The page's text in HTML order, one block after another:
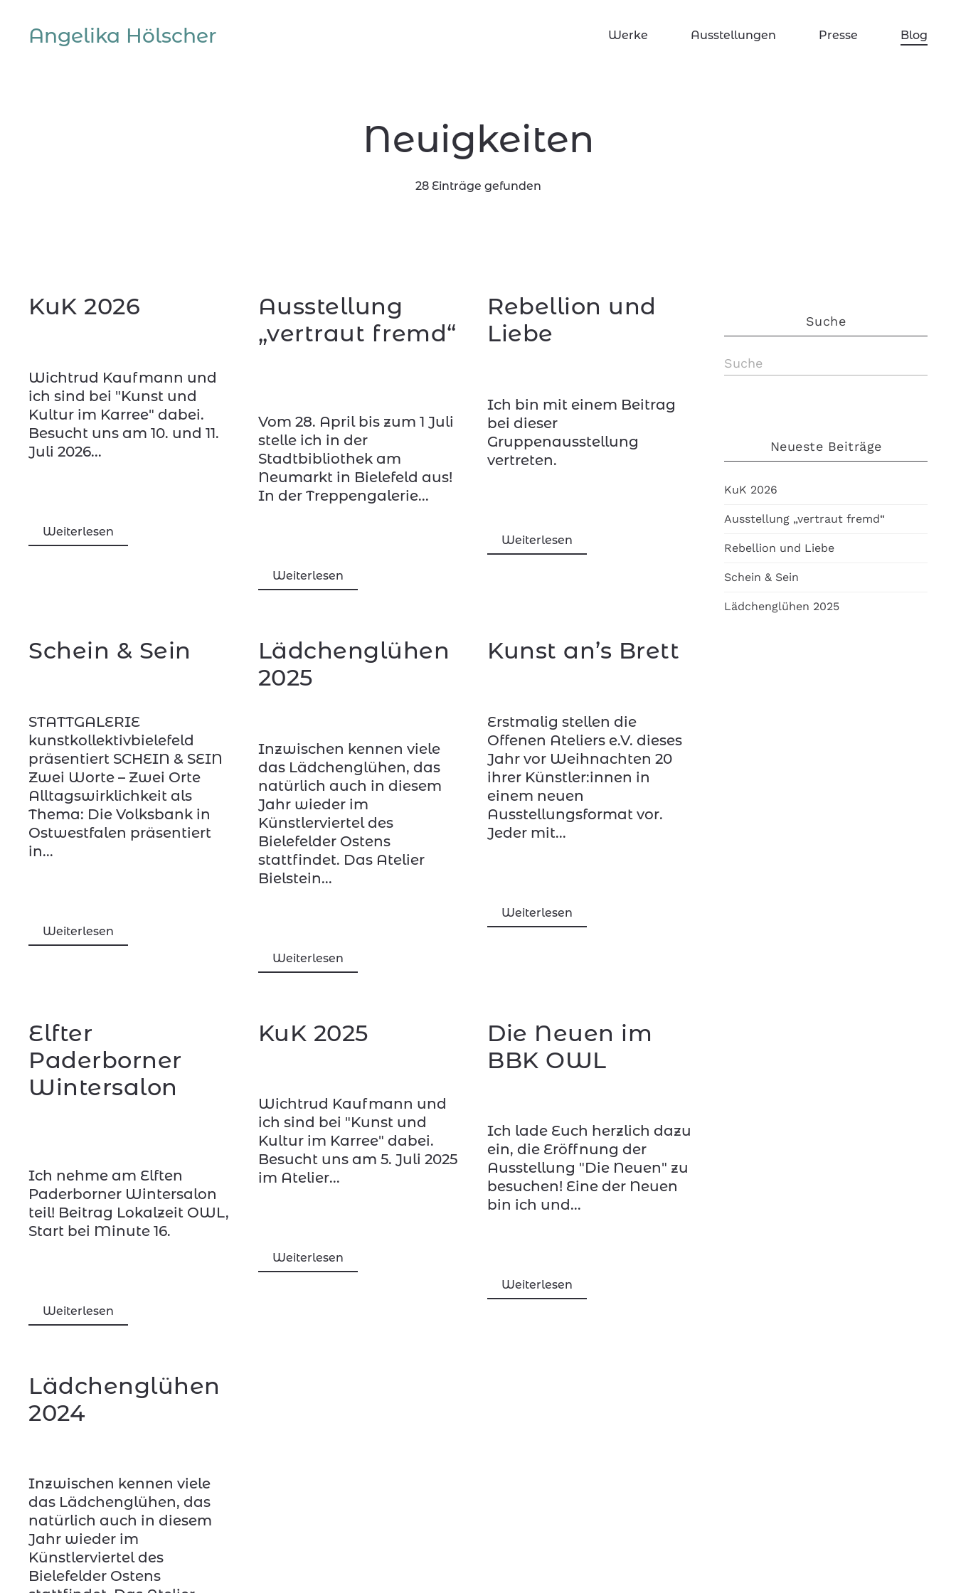
Angelika Hölscher Werke Ausstellungen Presse Blog
Neuigkeiten
28 Einträge gefunden
KuK 2026
Wichtrud Kaufmann und
ich sind bei "Kunst und
Kultur im Karree" dabei.
Besucht uns am 10. und 11.
Juli 2026...
Weiterlesen
Ausstellung
„vertraut fremd“
Vom 28. April bis zum 1 Juli
stelle ich in der
Stadtbibliothek am
Neumarkt in Bielefeld aus!
In der Treppengalerie...
Weiterlesen
Rebellion und
Liebe
Ich bin mit einem Beitrag
bei dieser
Gruppenausstellung
vertreten.
Weiterlesen
Schein & Sein
STATTGALERIE
kunstkollektivbielefeld
präsentiert SCHEIN & SEIN
Zwei Worte – Zwei Orte
Alltagswirklichkeit als
Thema: Die Volksbank in
Ostwestfalen präsentiert
in...
Weiterlesen
Lädchenglühen
2025
Inzwischen kennen viele
das Lädchenglühen, das
natürlich auch in diesem
Jahr wieder im
Künstlerviertel des
Bielefelder Ostens
stattfindet. Das Atelier
Bielstein...
Weiterlesen
Kunst an’s Brett
Erstmalig stellen die
Offenen Ateliers e.V. dieses
Jahr vor Weihnachten 20
ihrer Künstler:innen in
einem neuen
Ausstellungsformat vor.
Jeder mit...
Weiterlesen
Elfter
Paderborner
Wintersalon
Ich nehme am Elften
Paderborner Wintersalon
teil! Beitrag Lokalzeit OWL,
Start bei Minute 16.
Weiterlesen
KuK 2025
Wichtrud Kaufmann und
ich sind bei "Kunst und
Kultur im Karree" dabei.
Besucht uns am 5. Juli 2025
im Atelier...
Weiterlesen
Die Neuen im
BBK OWL
Ich lade Euch herzlich dazu
ein, die Eröffnung der
Ausstellung "Die Neuen" zu
besuchen! Eine der Neuen
bin ich und...
Weiterlesen
Lädchenglühen
2024
Inzwischen kennen viele
das Lädchenglühen, das
natürlich auch in diesem
Jahr wieder im
Künstlerviertel des
Bielefelder Ostens
Suche
Neueste Beiträge
KuK 2026
Ausstellung „vertraut fremd“
Rebellion und Liebe
Schein & Sein
Lädchenglühen 2025